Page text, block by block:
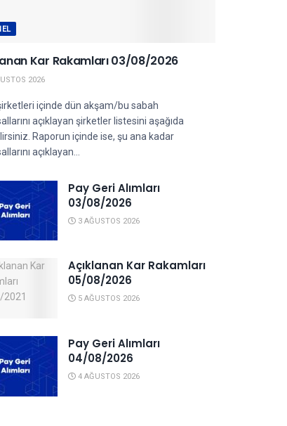
Kar Rakamları 03/08/2026
2026
içinde dün akşam/bu sabah
açıklayan şirketler listesini aşağıda
Raporun içinde ise, şu ana kadar
açıklayan...
Pay Geri Alımları
03/08/2026
3 AĞUSTOS 2026
Açıklanan Kar Rakamları
05/08/2026
5 AĞUSTOS 2026
Pay Geri Alımları
04/08/2026
4 AĞUSTOS 2026